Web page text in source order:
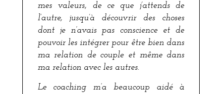
mes valeurs, de ce que j’attends de
l’autre, jusqu’à découvrir des choses
dont je n’avais pas conscience et de
pouvoir les intégrer pour être bien dans
ma relation de couple et même dans
ma relation avec les autres.
Le coaching m’a beaucoup aidé à